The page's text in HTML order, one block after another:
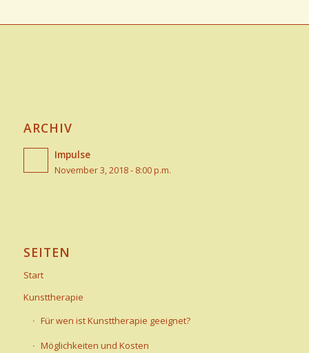
ARCHIV
Impulse
November 3, 2018 - 8:00 p.m.
SEITEN
Start
Kunsttherapie
Für wen ist Kunsttherapie geeignet?
Möglichkeiten und Kosten